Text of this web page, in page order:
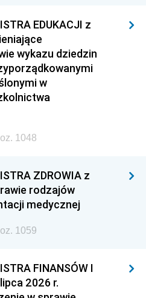
EDUKACJI z
wykazu dziedzin
w
1048
ZDROWIA z
rodzajów
medycznej
1059
FINANSÓW I
2026 r.